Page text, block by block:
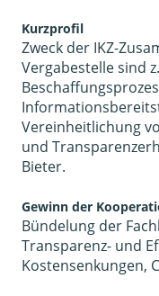
Kurzprofil
Zweck der IKZ-
Vergabestelle sind
Vereinheitlichung
und
Bieter.
Gewinn der
Bündelung der
Transparenz- und
Kostensenkungen,